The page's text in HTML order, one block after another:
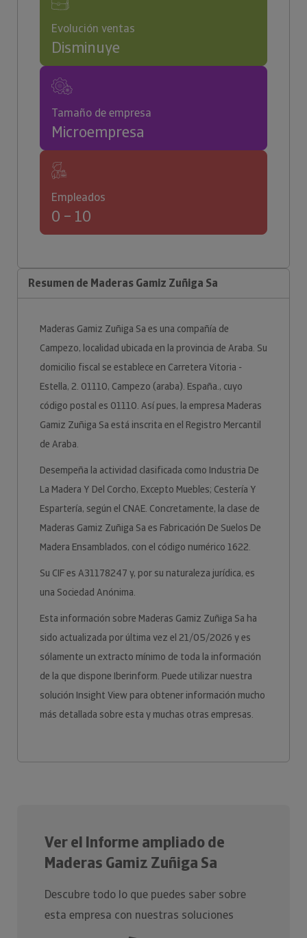
Evolución ventas
Disminuye
Tamaño de empresa
Microempresa
Empleados
0 – 10
Resumen de Maderas Gamiz Zuñiga Sa
Maderas Gamiz Zuñiga Sa es una compañía de
Campezo, localidad ubicada en la provincia de Araba. Su
domicilio fiscal se establece en Carretera Vitoria -
Estella, 2. 01110, Campezo (araba). España., cuyo
código postal es 01110. Así pues, la empresa Maderas
Gamiz Zuñiga Sa está inscrita en el Registro Mercantil
de Araba.
Desempeña la actividad clasificada como Industria De
La Madera Y Del Corcho, Excepto Muebles; Cestería Y
Espartería, según el CNAE. Concretamente, la clase de
Maderas Gamiz Zuñiga Sa es Fabricación De Suelos De
Madera Ensamblados, con el código numérico 1622.
Su CIF es A31178247 y, por su naturaleza jurídica, es
una Sociedad Anónima.
Esta información sobre Maderas Gamiz Zuñiga Sa ha
sido actualizada por última vez el 21/05/2026 y es
sólamente un extracto mínimo de toda la información
de la que dispone Iberinform. Puede utilizar nuestra
solución Insight View para obtener información mucho
más detallada sobre esta y muchas otras empresas.
Ver el Informe ampliado de
Maderas Gamiz Zuñiga Sa
Descubre todo lo que puedes saber sobre
esta empresa con nuestras soluciones